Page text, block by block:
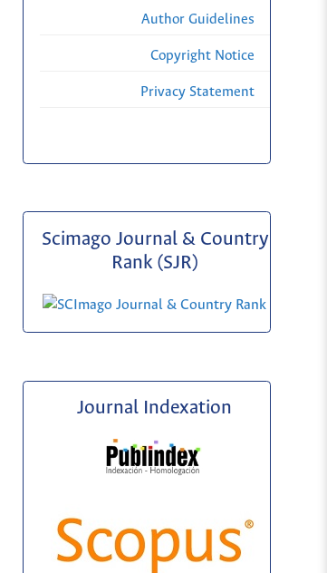
Author Guidelines
Copyright Notice
Privacy Statement
Scimago Journal & Country
Rank (SJR)
Journal Indexation